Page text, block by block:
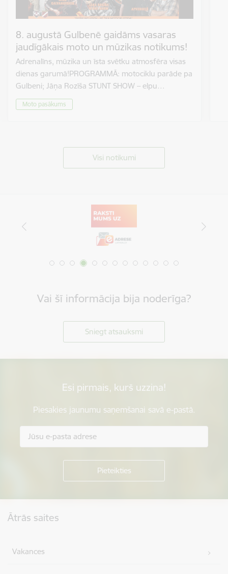
8. augustā Gulbenē gaidāms vasaras
jaudīgākais moto un mūzikas notikums!
Adrenalīns, mūzika un īsta svētku atmosfēra visas
dienas garumā!PROGRAMMĀ: motociklu parāde pa
Gulbeni; Jāņa Rozīša STUNT SHOW – elpu…
Moto pasākums
Visi notikumi
Vai šī informācija bija noderīga?
Sniegt atsauksmi
Esi pirmais, kurš uzzina!
Piesakies jaunumu saņemšanai savā e-pastā.
Ātrās saites
Vakances